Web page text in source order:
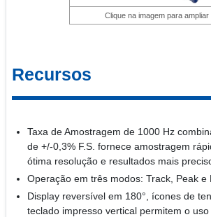
Clique na imagem para ampliar
Recursos
Taxa de Amostragem de 1000 Hz
de +/-0,3% F.S. fornece amostragem
ótima resolução e resultados mais
Operação em três modos: Track, Peak e
Display reversível em 180°, ícones de
teclado impresso vertical permitem o